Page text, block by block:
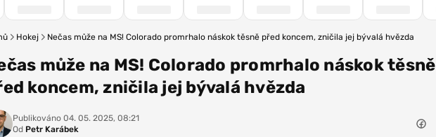
Hokej Nečas může na MS! Colorado promrhalo náskok těsně před koncem, zničila jej bývalá hvězda
může na MS! Colorado promrhalo náskok těsně
koncem, zničila jej bývalá hvězda
Publikováno 04. 05. 2025, 08:21
Od Petr Karábek